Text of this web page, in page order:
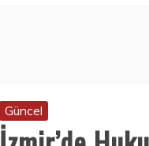
Güncel